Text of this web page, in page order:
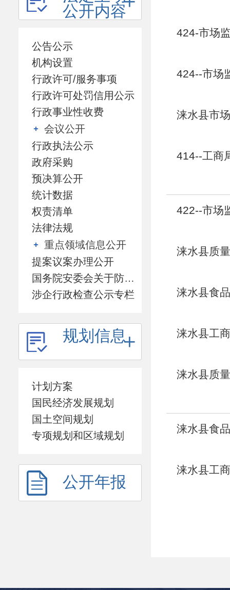
公开内容
公告公示
机构设置
行政许可/服务事项
行政许可处罚信用公示
行政事业性收费
会议公开
行政执法公示
政府采购
预决算公开
统计数据
权责清单
法律法规
重点领域信息公开
提案议案办理公开
国务院安委会关于防范遏制矿山领域重特大生产安全事故的硬措施专栏
涉企行政检查公示专栏
规划信息
计划方案
国民经济发展规划
国土空间规划
专项规划和区域规划
公开年报
424-市场
424--市场
涞水县市
414--工商
422--市场
涞水县质
涞水县食
涞水县工
涞水县质
涞水县食
涞水县工